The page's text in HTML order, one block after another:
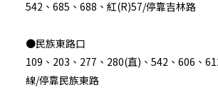
542、685、688、紅(R)57/停靠吉林路
●民族東路口
109、203、277、280(直)、542、606、
線/停靠民族東路